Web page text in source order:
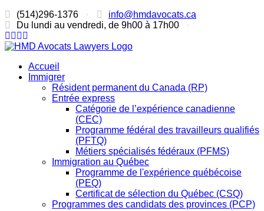
(514)296-1376
·
info@hmdavocats.ca
Du lundi au vendredi, de 9h00 à 17h00
·
Accueil
Immigrer
Résident permanent du Canada (RP)
Entrée express
Catégorie de l’expérience canadienne
(CEC)
Programme fédéral des travailleurs qualifiés
(PFTQ)
Métiers spécialisés fédéraux (PFMS)
Immigration au Québec
Programme de l'expérience québécoise
(PEQ)
Certificat de sélection du Québec (CSQ)
Programmes des candidats des provinces (PCP)